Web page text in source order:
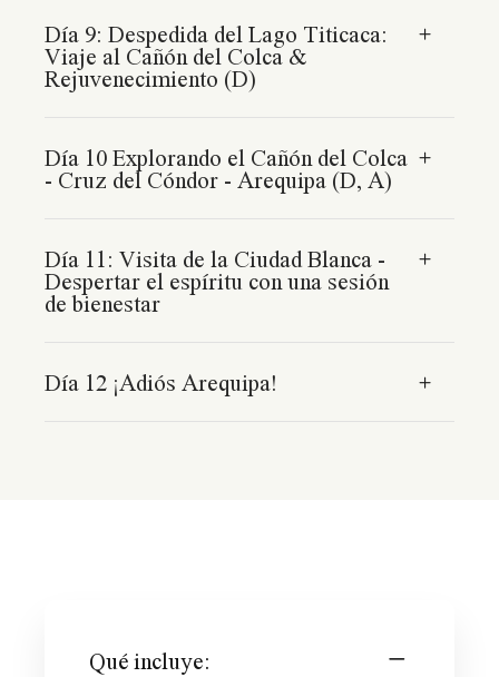
Día 9: Despedida del Lago Titicaca:
Viaje al Cañón del Colca &
Rejuvenecimiento (D)
Día 10 Explorando el Cañón del Colca
- Cruz del Cóndor - Arequipa (D, A)
Día 11: Visita de la Ciudad Blanca -
Despertar el espíritu con una sesión
de bienestar
Día 12 ¡Adiós Arequipa!
Qué incluye: